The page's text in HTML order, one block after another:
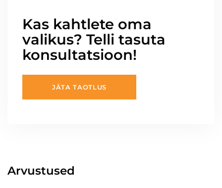
Kas kahtlete oma
valikus? Telli tasuta
konsultatsioon!
JÄTA TAOTLUS
Arvustused